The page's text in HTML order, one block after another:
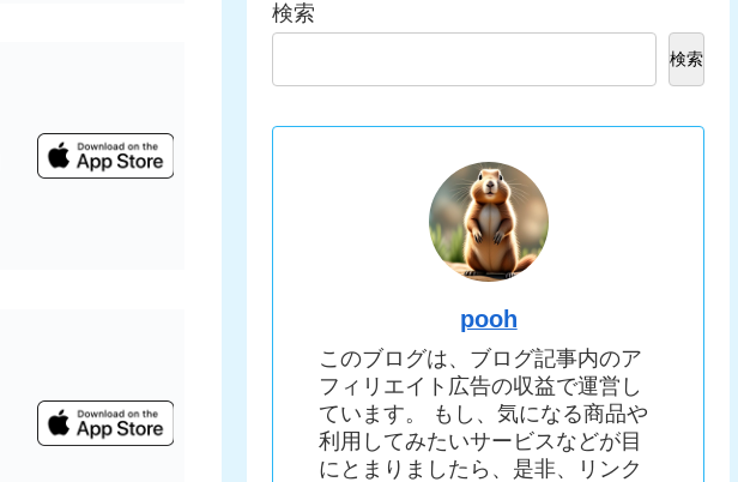
検索
検索
pooh
このブログは、ブログ記事内のア
フィリエイト広告の収益で運営し
ています。 もし、気になる商品や
利用してみたいサービスなどが目
にとまりましたら、是非、リンク